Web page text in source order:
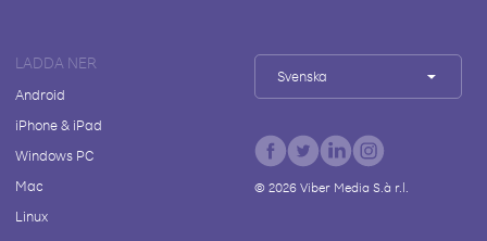
LADDA NER
Android
iPhone & iPad
Windows PC
Mac
Linux
Svenska
© 2026Viber Media S.à r.l.